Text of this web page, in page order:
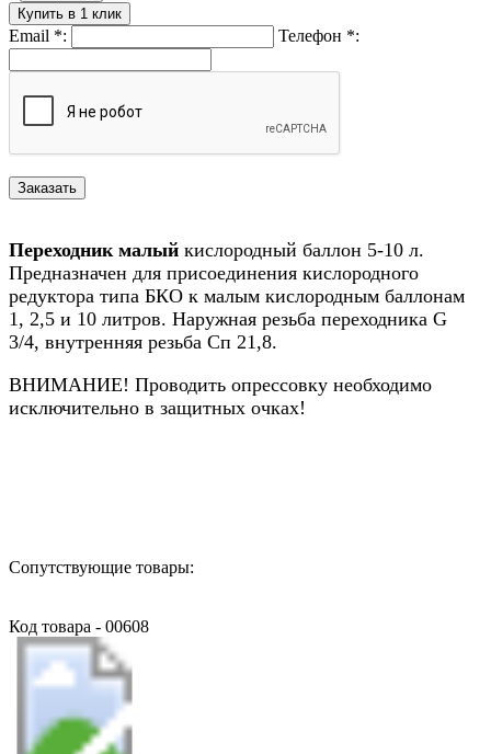
Купить в 1 клик
Email *: Телефон *:
Переходник малый кислородный баллон 5-10 л.
Предназначен для присоединения кислородного
редуктора типа БКО к малым кислородным баллонам
1, 2,5 и 10 литров. Наружная резьба переходника G
3/4, внутренняя резьба Сп 21,8.
ВНИМАНИЕ! Проводить опрессовку необходимо
исключительно в защитных очках!
Сопутствующие товары:
Код товара - 00608